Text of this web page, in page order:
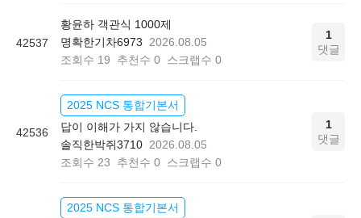
42537
황윤하 객관식 1000제
명확한기차6973
2026.08.05
조회수 19 추천수 0 스크랩수 0
1
댓글
42536
2025 NCS 통합기본서
답이 이해가 가지 않습니다.
솔직한박쥐3710 2026.08.05
조회수 23 추천수 0 스크랩수 0
1
댓글
2025 NCS 통합기본서